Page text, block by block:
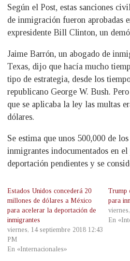
Según el Post, estas sanciones
de inmigración fueron aprobadas
expresidente Bill Clinton, un
Jaime Barrón, un abogado de
Texas, dijo que hacía mucho
tipo de estrategia, desde los
republicano George W. Bush.
que se aplicaba la ley las multas
dólares.
Se estima que unos 500,000 de
inmigrantes indocumentados en
deportación pendientes y se
Estados Unidos concederá 20
millones de dólares a México
para acelerar la deportación de
inmigrantes
viernes, 14 septiembre 2018 12:43
PM
En «Internacionales»
Trump
para
En